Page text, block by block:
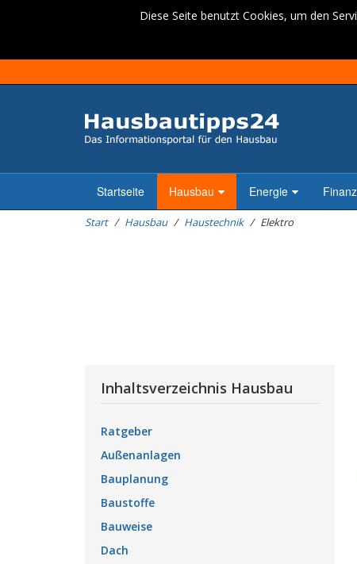
Diese Seite benutzt Cookies, um den
Startseite Hausbau Energie
Start Hausbau Haustechnik Elektro
Inhaltsverzeichnis Hausbau
Ratgeber
Außenanlagen
Bauplanung
Baustoffe
Bauweise
Dach